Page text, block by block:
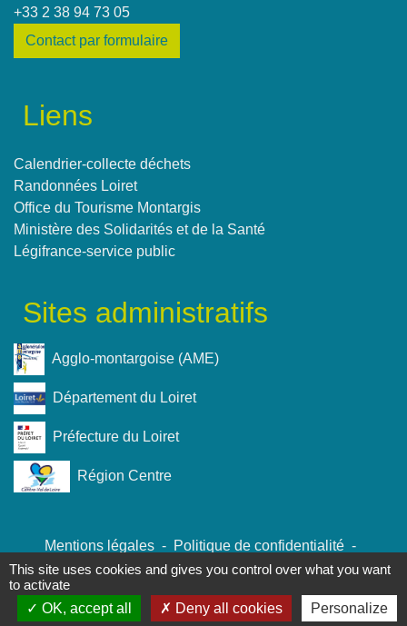
+33 2 38 94 73 05
Contact par formulaire
Liens
Calendrier-collecte déchets
Randonnées Loiret
Office du Tourisme Montargis
Ministère des Solidarités et de la Santé
Légifrance-service public
Sites administratifs
Agglo-montargoise (AME)
Département du Loiret
Préfecture du Loiret
Région Centre
Mentions légales - Politique de confidentialité -
Accessibilité - Plan du site - Gestion des cookies
Site créé en partenariat avec Réseau des Communes
This site uses cookies and gives you control over what you want
to activate
OK, accept all
Deny all cookies Personalize